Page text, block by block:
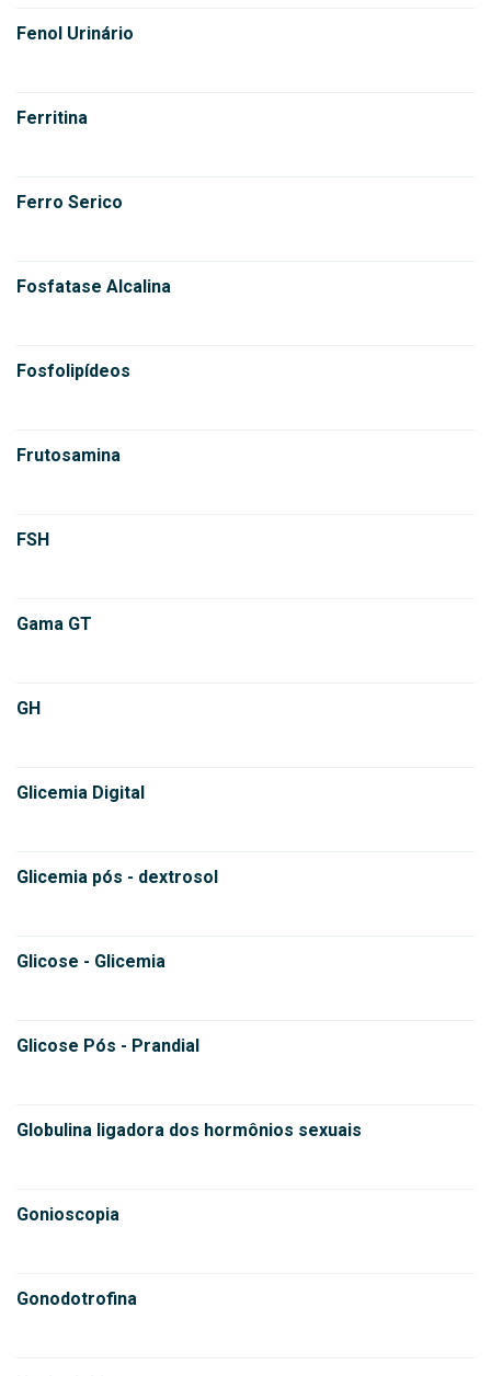
Fenol Urinário
Ferritina
Ferro Serico
Fosfatase Alcalina
Fosfolipídeos
Frutosamina
FSH
Gama GT
GH
Glicemia Digital
Glicemia pós - dextrosol
Glicose - Glicemia
Glicose Pós - Prandial
Globulina ligadora dos hormônios sexuais
Gonioscopia
Gonodotrofina